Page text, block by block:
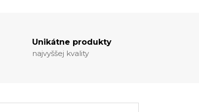
Unikátne produkty
najvyššej kvality